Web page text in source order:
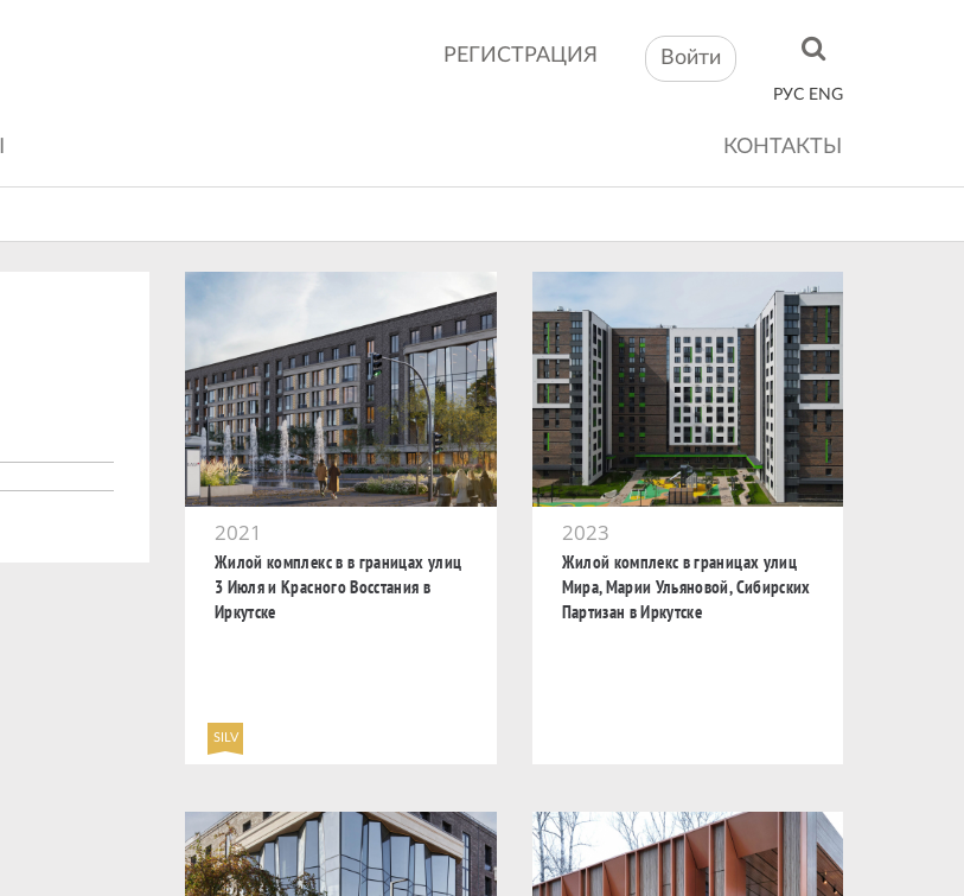
РЕГИСТРАЦИЯ Войти
РУС ENG
КОНТАКТЫ
2021
Жилой комплекс в в границах улиц
3 Июля и Красного Восстания в
Иркутске
SILV
2023
Жилой комплекс в границах улиц
Мира, Марии Ульяновой, Сибирских
Партизан в Иркутске